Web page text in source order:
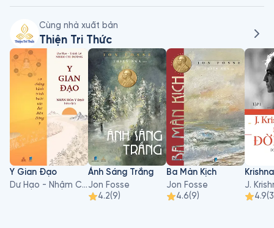
chúng ta.
Cùng nhà xuất bản
Thiện Tri Thức
Y Gian Đạo
Dư Hạo - Nhậm Chi Đường, Trịnh Lê
Ánh Sáng Trắng
Jon Fosse
4.2(9)
Ba Màn Kịch
Jon Fosse
4.6(9)
J.
4.9(